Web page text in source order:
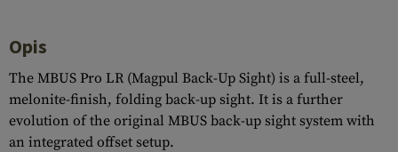
Opis
The MBUS Pro LR (Magpul Back-Up Sight) is a full-steel,
melonite-finish, folding back-up sight. It is a further
evolution of the original MBUS back-up sight system with
an integrated offset setup.